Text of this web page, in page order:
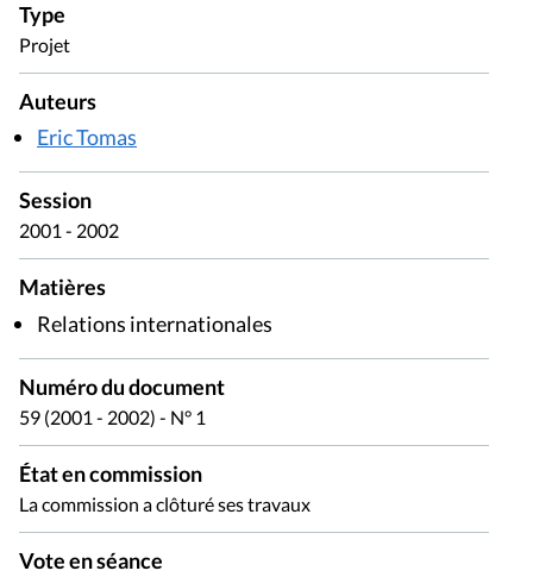
Type
Projet
Auteurs
Eric Tomas
Session
2001 - 2002
Matières
Relations internationales
Numéro du document
59 (2001 - 2002) - N° 1
État en commission
La commission a clôturé ses travaux
Vote en séance